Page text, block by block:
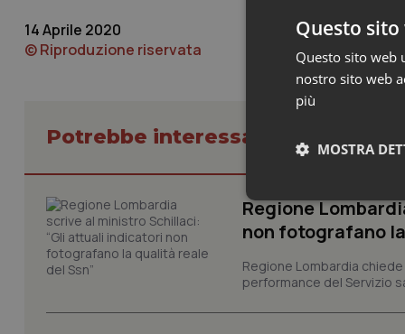
14 Aprile 2020
© Riproduzione riservata
Potrebbe interessarti in Regioni e
Regione
non fotografano
Regione Lombardia
performance del Servizio
Questo
Questo sito web
nostro sito web
più
MOSTRA